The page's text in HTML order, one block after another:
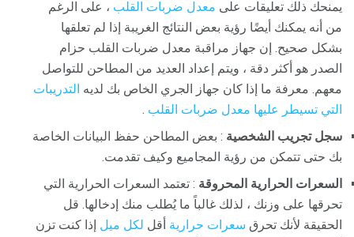
يمنحك ذلك تعليقات على معدل ضربات القلب ، على الرغم
من أنه يمكنك أيضًا رؤية بعض النتائج الغريبة إذا لم تعلقها
بشكل صحيح. إن جهاز مراقبة معدل ضربات القلب حزام
الصدر هو أكثر دقة ، ويتم إعداد العديد من المطاحن للتواصل
معهم. معرفة ما إذا كان جهاز الجري الخاص بك لديه التدريبات
التي تسيطر عليها معدل ضربات القلب .
سجل تجريب الشخصية : بعض المطاحن حفظ البيانات الخاصة
بك حتى تتمكن من رؤية المجاميع وكيف تقدمت.
السعرات الحرارية المحروقة : تعتمد السعرات الحرارية التي
تحرقها على وزنك ، لذلك غالباً ما يُطلب منك إدخالها. قل
الحقيقة لأنك تحرق سعرات حرارية أقل لكل ميل إذا كنت تزن